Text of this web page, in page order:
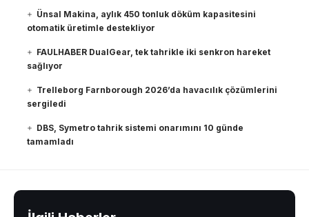
Ünsal Makina, aylık 450 tonluk döküm kapasitesini
otomatik üretimle destekliyor
FAULHABER DualGear, tek tahrikle iki senkron hareket
sağlıyor
Trelleborg Farnborough 2026’da havacılık çözümlerini
sergiledi
DBS, Symetro tahrik sistemi onarımını 10 günde
tamamladı